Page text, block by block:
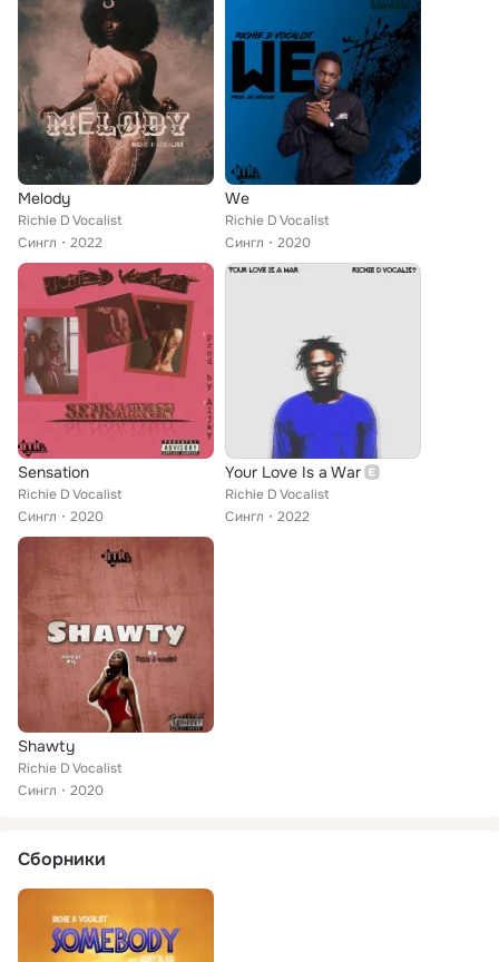
Melody
Richie D Vocalist
Сингл
2022
We
Richie D Vocalist
Сингл
2020
Sensation
Richie D Vocalist
Сингл
2020
Your Love Is a War
Richie D Vocalist
Сингл
2022
Shawty
Richie D Vocalist
Сингл
2020
Сборники